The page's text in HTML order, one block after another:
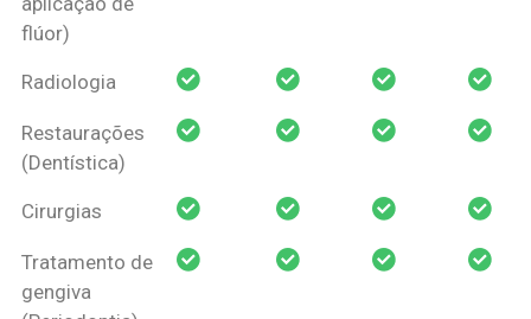
flúor)
Radiologia
Restaurações
(Dentística)
Cirurgias
Tratamento de
gengiva